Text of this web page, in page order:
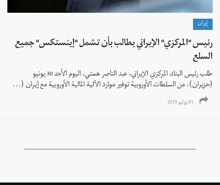
إيران
رئيس "المركزي" الإيراني يطالب بأن تشمل "إینستکس" جميع
السلع
طلب رئيس البنك المركزي الإيراني، عبد الناصر همتي، اليوم الأحد 30 يونيو
(حزيران)، من السلطات الأوروبية توفير موارد الآلية المالية الأوروبية مع إيران (...
01 يوليو 2019